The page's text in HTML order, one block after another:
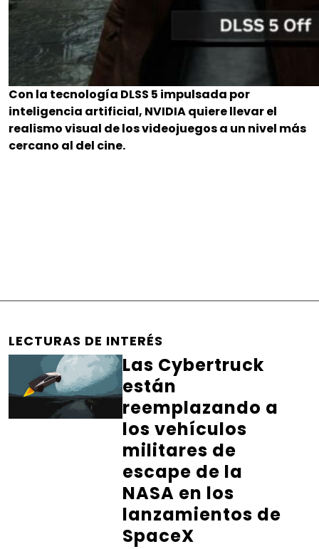
Con la tecnología DLSS 5 impulsada por
inteligencia artificial, NVIDIA quiere llevar el
realismo visual de los videojuegos a un nivel más
cercano al del cine.
LECTURAS DE INTERÉS
Las Cybertruck
están
reemplazando a
los vehículos
militares de
escape de la
NASA en los
lanzamientos de
SpaceX